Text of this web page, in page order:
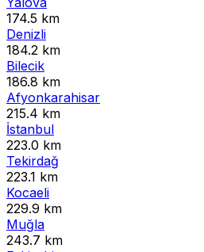
174.5 km
Denizli
184.2 km
Bilecik
186.8 km
Afyonkarahisar
215.4 km
İstanbul
223.0 km
Tekirdağ
223.1 km
Kocaeli
229.9 km
Muğla
243.7 km